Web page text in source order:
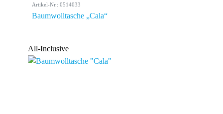
Artikel-Nr.: 0514033
Baumwolltasche „Cala“
All-Inclusive